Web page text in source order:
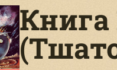
Книга